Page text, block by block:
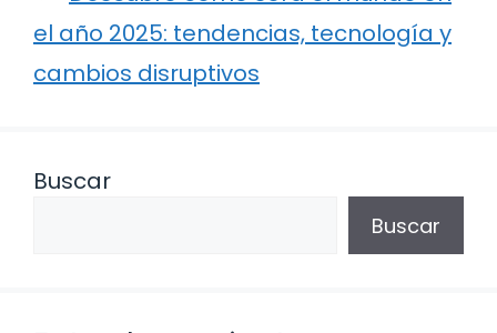
el año 2025: tendencias, tecnología y
cambios disruptivos
Buscar
Buscar